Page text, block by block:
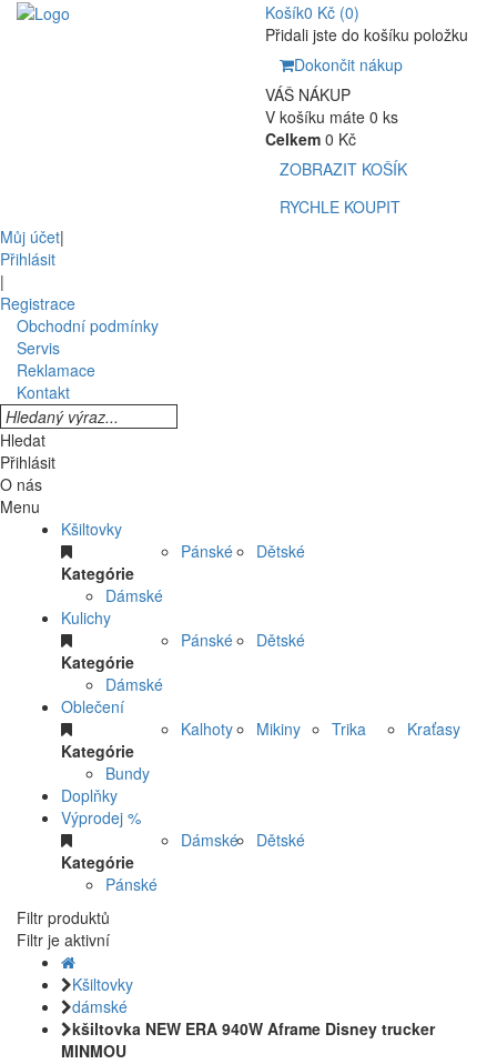
Košík0 Kč (0)
Přidali jste do košíku položku
Dokončit nákup
VÁŠ NÁKUP
V košíku máte 0 ks
Celkem 0 Kč
ZOBRAZIT KOŠÍK
RYCHLE KOUPIT
Můj účet|
Přihlásit
|
Registrace
Obchodní podmínky
Servis
Reklamace
Kontakt
Hledat
Přihlásit
O nás
Menu
Kšiltovky
Kategórie
Dámské
Pánské Dětské
Kulichy
Kategórie
Dámské
Pánské Dětské
Oblečení
Kategórie
Bundy
Kalhoty Mikiny Trika Kraťasy
Doplňky
Výprodej %
Kategórie
Pánské
Dámské Dětské
Filtr produktů
Filtr je aktivní
Kšiltovky
dámské
kšiltovka NEW ERA 940W Aframe Disney trucker
MINMOU